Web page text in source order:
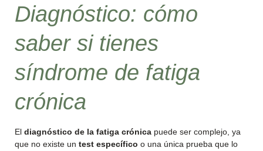
Diagnóstico: cómo
saber si tienes
síndrome de fatiga
crónica
El diagnóstico de la fatiga crónica puede ser complejo, ya
que no existe un test específico o una única prueba que lo